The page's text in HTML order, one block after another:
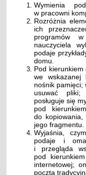
Wymienia
w pracowni
Rozróżnia
ich
programów
nauczyciela
podaje
domu.
Pod kierunkiem
we wskazanej
nośnik pamięci;
usuwać pliki;
posługuje się
pod
do kopiowania,
jego fragmentu.
Wyjaśnia,
podaje i
i przegląda
pod
internetowej;
pocztą